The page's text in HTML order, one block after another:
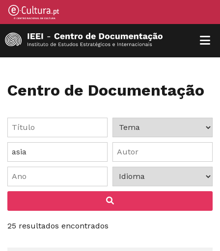
Centro de Documentação
25 resultados encontrados